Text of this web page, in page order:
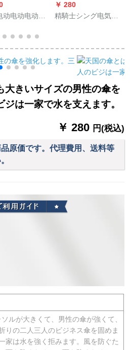
动电动电动机
レンコープ自
ングルスポン
ウトラド男女
ード透明ラン
ンコンコンコ
ックトラック
クカーバー-ク
￥ 280
精騎士シング电気自
ークのリフォーム生
の男女屋外騎走电気
自动车レインコート
大きいサイズの男性の傘を
は一家で水を支えます。
￥ 280 円(税込)
原価です。代理費用、送料等
ソルが大きくて、男性の傘が強くて、
りの二人三人のビジネス傘を固めま
家は水を強く拒みます。風を防ぐた